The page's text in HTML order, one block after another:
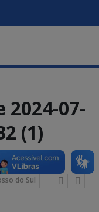
2024-07-
(1)
am
do Sul